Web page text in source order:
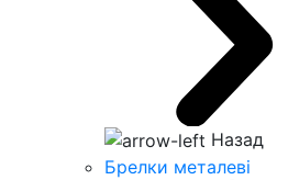
Назад
Брелки металеві